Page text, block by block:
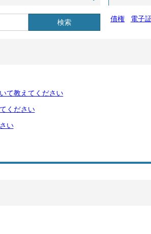
検索 債権 電子
て教えてください
ください
い